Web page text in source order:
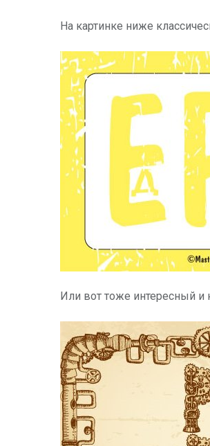
На картинке ниже
Или вот тоже интересный и